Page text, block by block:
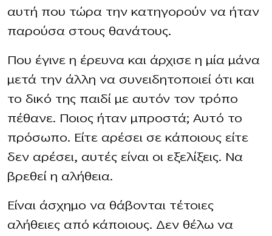
αυτή που τώρα την κατηγορούν να ήταν
παρούσα στους θανάτους.
Που έγινε η έρευνα και άρχισε η μία μάνα
μετά την άλλη να συνειδητοποιεί ότι και
το δικό της παιδί με αυτόν τον τρόπο
πέθανε. Ποιος ήταν μπροστά; Αυτό το
πρόσωπο. Είτε αρέσει σε κάποιους είτε
δεν αρέσει, αυτές είναι οι εξελίξεις. Να
βρεθεί η αλήθεια.
Είναι άσχημο να θάβονται τέτοιες
αλήθειες από κάποιους. Δεν θέλω να